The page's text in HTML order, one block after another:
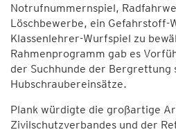
Notrufnummernspiel,
Löschbewerbe, ein Gefahrstoff-
Klassenlehrer-Wurfspiel zu
Rahmenprogramm gab es
der Suchhunde der Bergrettung
Hubschraubereinsätze.
Plank würdigte die großartige
Zivilschutzverbandes und der